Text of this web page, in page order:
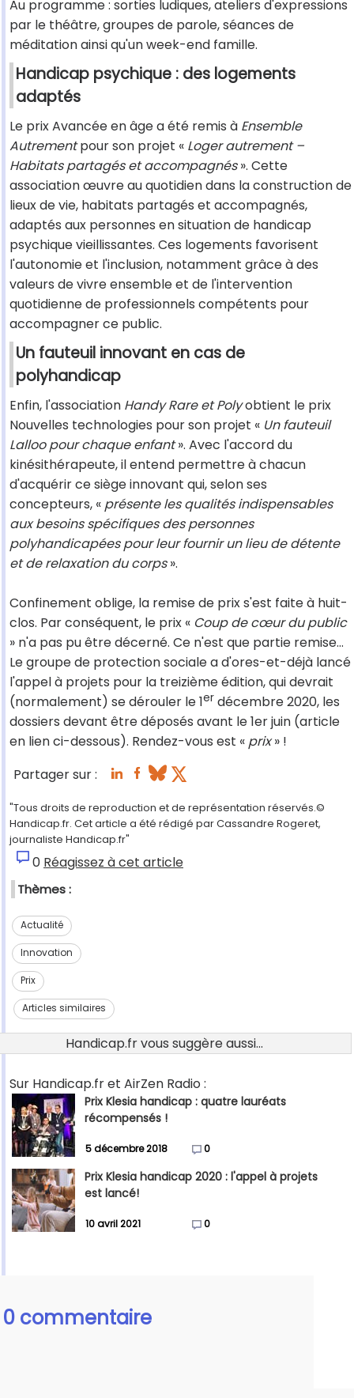
Au programme : sorties ludiques, ateliers d'expressions
par le théâtre, groupes de parole, séances de
méditation ainsi qu'un week-end famille.
Handicap psychique : des logements
adaptés
Le prix Avancée en âge a été remis à Ensemble
Autrementpour son projet « Loger autrement –
Habitats partagés et accompagnés». Cette
association œuvre au quotidien dans la construction de
lieux de vie, habitats partagés et accompagnés,
adaptés aux personnes en situation de handicap
psychique vieillissantes. Ces logements favorisent
l'autonomie et l'inclusion, notamment grâce à des
valeurs de vivre ensemble et de l'intervention
quotidienne de professionnels compétents pour
accompagner ce public.
Un fauteuil innovant en cas de
polyhandicap
Enfin, l'association Handy Rare et Polyobtient le prix
Nouvelles technologies pour son projet « Un fauteuil
Lalloo pour chaque enfant». Avec l'accord du
kinésithérapeute, il entend permettre à chacun
d'acquérir ce siège innovant qui, selon ses
concepteurs, « présente les qualités indispensables
aux besoins spécifiques des personnes
polyhandicapées pour leur fournir un lieu de détente
et de relaxation du corps».
Confinement oblige, la remise de prix s'est faite à huit-
clos. Par conséquent, le prix « Coup de cœur du public
» n'a pas pu être décerné. Ce n'est que partie remise...
Le groupe de protection sociale a d'ores-et-déjà lancé
l'appel à projets pour la treizième édition, qui devrait
(normalement) se dérouler le 1er décembre 2020, les
dossiers devant être déposés avant le 1er juin (article
en lien ci-dessous). Rendez-vous est « prix» !
Partager sur :
"Tous droits de reproduction et de représentation réservés.©
Handicap.fr. Cet article a été rédigé par Cassandre Rogeret,
journaliste Handicap.fr"
0 Réagissez à cet article
Thèmes :
Actualité
Innovation
Prix
Articles similaires
Handicap.fr vous suggère aussi...
Sur Handicap.fr et AirZen Radio :
Prix Klesia handicap : quatre lauréats
récompensés !
5 décembre 2018 0
Prix Klesia handicap 2020 : l'appel à projets
est lancé!
10 avril 2021 0
0 commentaire